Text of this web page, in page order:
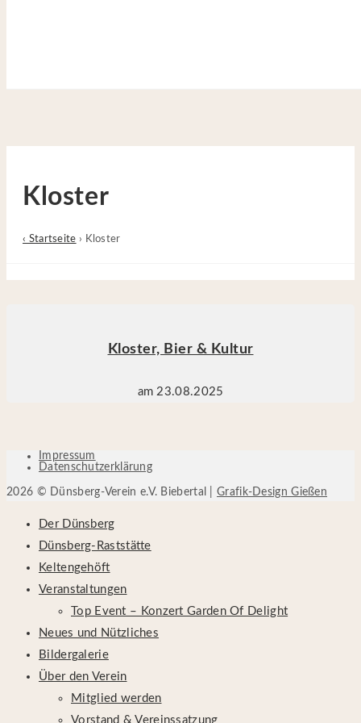
Kloster
‹ Startseite › Kloster
Kloster, Bier & Kultur
am 23.08.2025
Impressum
Datenschutzerklärung
2026 © Dünsberg-Verein e.V. Biebertal |Grafik-Design Gießen
Der Dünsberg
Dünsberg-Raststätte
Keltengehöft
Veranstaltungen
Top Event – Konzert Garden Of Delight
Neues und Nützliches
Bildergalerie
Über den Verein
Mitglied werden
Vorstand & Vereinssatzung